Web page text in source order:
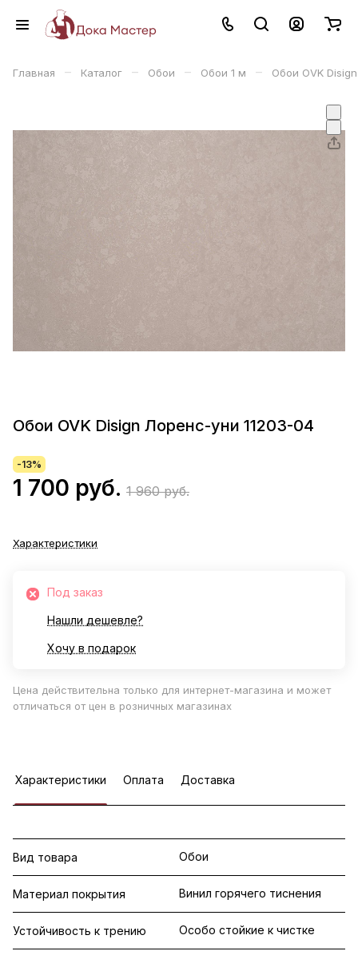
Главная – Каталог – Обои – Обои 1 м – Обои OVK
Обои OVK Disign Лоренс-уни 11203-04
-13%
1 700 руб. 1 960 руб.
Характеристики
Под заказ
Нашли дешевле?
Хочу в подарок
Цена действительна только для интернет-магазина и может
отличаться от цен в розничных магазинах
Характеристики Оплата Доставка
Вид товара Обои
Материал покрытия Винил горячего тиснения
Устойчивость к трению Особо стойкие к чистке